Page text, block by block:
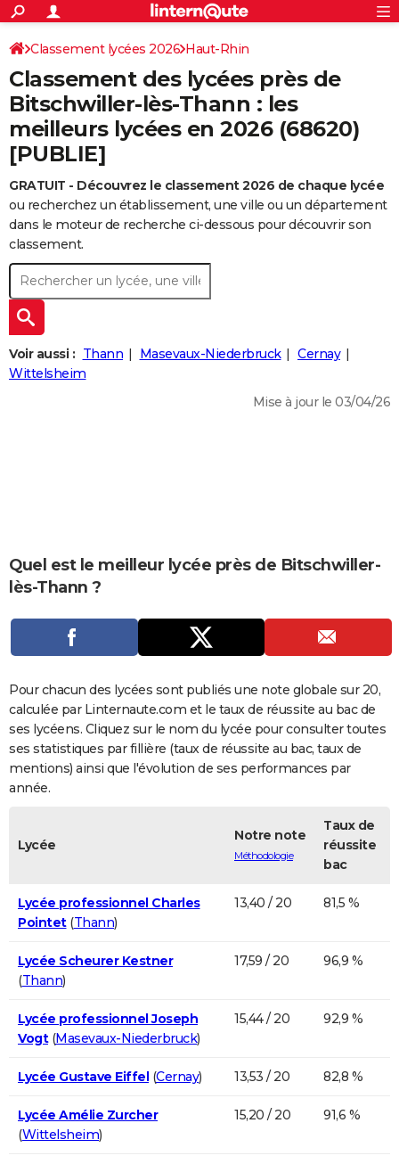
ACTUALITÉS
Politique
Société
Faits Divers
Education
Monde
Villes
+
SPORT
Coupe du monde 2026
Football
Tennis
Cyclisme
Rugby
Forum
CULTURE
Programme TV
TNT
Streaming
Cinéma
Sorties cinéma
Musique
+
FINANCE
Retraite
Impôts
Epargne
Immobilier
Risques naturels par ville
Banque
Assurance
Crédit
AUTO
Réserver un essai
Citadines
Berlines
Forum auto
HIGH-TECH
BRICOLAGE
Aménagement intérieur
Cuisine
Jardinage
+ WEEK-END
Guides de France
Escapades
Patrimoine
Expositions
Musées
Week-end nature
+
LIFESTYLE
SANTE
Alimentation
Guide de la santé
Maladies
Médicaments
Sommeil
+
Carte de Noël
Carte Bonne année
Carte Saint-Valentin
Carte Pâques
Carte d'anniversaire
DICTIONNAIRE
Dictionnaire
Biographies
Citations
Expressions
Proverbes
COPAINS D'AVANT
FORUM
Bricolage
Lifestyle
Culture
Television
Voyage
Cinema
S'inscrire
Connexion
Classement lycées 2026 Haut-Rhin
Classement des lycées près de
Bitschwiller-lès-Thann : les
meilleurs lycées en 2026 (68620)
[PUBLIE]
GRATUIT - Découvrez le classement 2026 de chaque lycée
ou recherchez un établissement, une ville ou un département
dans le moteur de recherche ci-dessous pour découvrir son
classement.
Voir aussi : Thann Masevaux-Niederbruck
Cernay
Wittelsheim
Mise à jour le 03/04/26
Quel est le meilleur lycée près de Bitschwiller-
lès-Thann ?
Pour chacun des lycées sont publiés une note globale sur 20,
calculée par Linternaute.com et le taux de réussite au bac de
ses lycéens. Cliquez sur le nom du lycée pour consulter toutes
ses statistiques par fillière (taux de réussite au bac, taux de
mentions) ainsi que l'évolution de ses performances par
année.
Lycée
Notre note
Méthodologie
Taux de
réussite
bac
Lycée professionnel Charles
Pointet(Thann)
13,40 / 20 81,5 %
Lycée Scheurer Kestner
(Thann)
17,59 / 20 96,9 %
Lycée professionnel Joseph
Vogt(Masevaux-Niederbruck)
15,44 / 20 92,9 %
Lycée Gustave Eiffel(Cernay) 13,53 / 20 82,8 %
Lycée Amélie Zurcher
(Wittelsheim)
15,20 / 20 91,6 %